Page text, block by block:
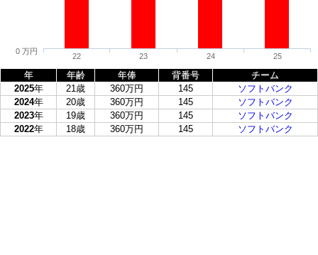
22 23 24 25
0 万円
年 年齢 年俸 背番号
チーム
2025年 21歳 360万円 145
ソフトバンク
2024年 20歳 360万円 145
ソフトバンク
2023年 19歳 360万円 145
ソフトバンク
2022年 18歳 360万円 145 ソフトバンク